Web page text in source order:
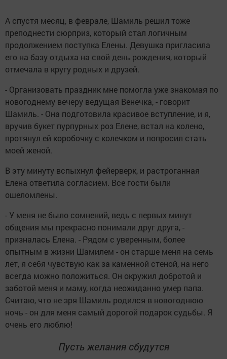
А спустя месяц, в феврале, Шамиль решил тоже
преподнести сюрприз, который стал логичным
продолжением поступка Елены. Девушка пригласила
его на базу отдыха на свой день рождения, который
отмечала в кругу родных и друзей.
- Организовать праздник мне помогла уже знакомая по
новогоднему вечеру ведущая Венечка, - говорит
Шамиль. - Она подготовила красивое вступление, и я,
вручив букет пурпурных роз Елене, встал на колено,
протянул ей коробочку с колечком и попросил стать
моей женой.
В эту минуту вспыхнул фейерверк, и растроганная
Елена ответила согласием. Все гости были
ошеломлены.
- У меня не было сомнений, ведь с первых минут
общения мы прекрасно понимали друг друга, -
призналась Елена. - Рядом с уверенным, более
опытным в жизни Шамилем - он старше меня на семь
лет, я себя чувствую как за каменной стеной, на него
всегда можно положиться. Он окружил добротой и
заботой меня и маму, когда неожиданно умер папа.
Считаю, что не зря Шамиль родился в новогоднюю
ночь - он для меня самый дорогой подарок судьбы. Я
очень его люблю!
Пусть желания сбудутся